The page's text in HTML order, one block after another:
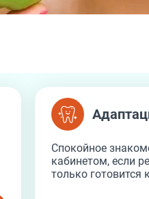
Адаптация ребёнка
Спокойное
кабинетом, если
только готовится